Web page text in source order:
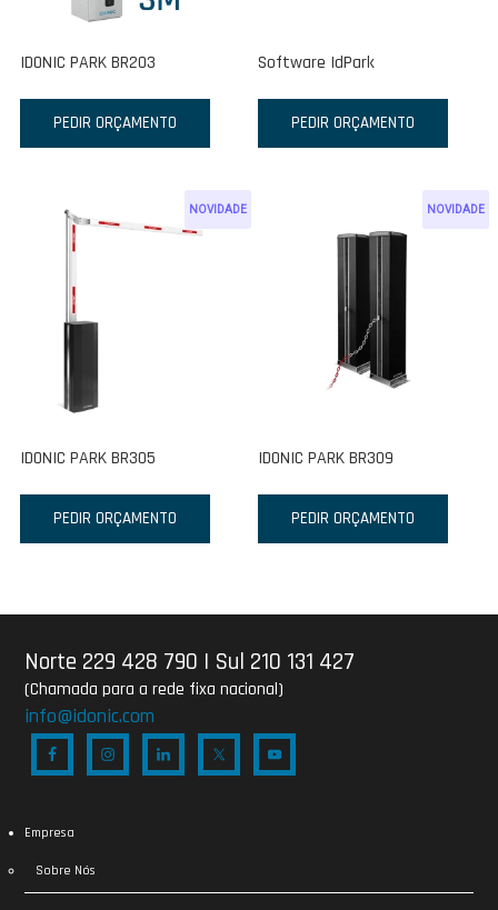
IDONIC PARK BR203
PEDIR ORÇAMENTO
Software IdPark
PEDIR ORÇAMENTO
NOVIDADE
IDONIC PARK BR305
PEDIR ORÇAMENTO
NOVIDADE
IDONIC PARK BR309
PEDIR ORÇAMENTO
Norte 229 428 790 | Sul 210 131 427
(Chamada para a rede fixa nacional)
info@idonic.com
Empresa
Sobre Nós